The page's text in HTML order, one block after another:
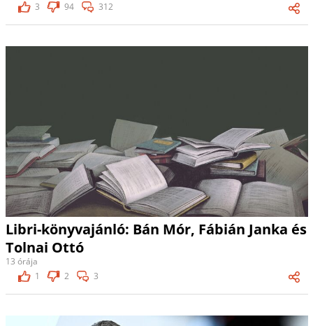
3
94 312
Libri-könyvajánló: Bán Mór, Fábián Janka és
Tolnai Ottó
13 órája
1
2 3